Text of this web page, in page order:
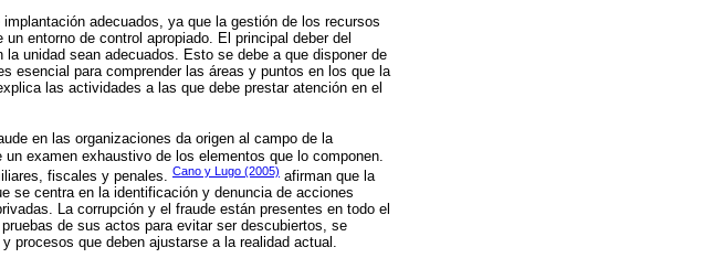
adecuados, ya que la gestión de los recursos
entorno de control apropiado. El principal deber del
unidad sean adecuados. Esto se debe a que disponer de
esencial para comprender las áreas y puntos en los que la
las actividades a las que debe prestar atención en el
en las organizaciones da origen al campo de la
examen exhaustivo de los elementos que lo componen.
fiscales y penales. Cano y Lugo (2005) afirman que la
se centra en la identificación y denuncia de acciones
La corrupción y el fraude están presentes en todo el
de sus actos para evitar ser descubiertos, se
procesos que deben ajustarse a la realidad actual.